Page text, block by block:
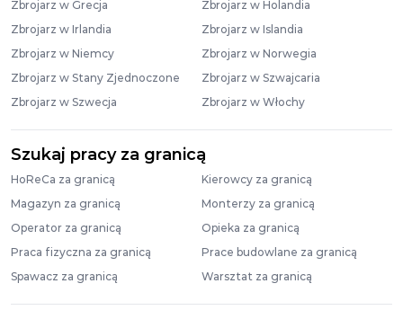
Zbrojarz w Grecja
Zbrojarz w Holandia
Zbrojarz w Irlandia
Zbrojarz w Islandia
Zbrojarz w Niemcy
Zbrojarz w Norwegia
Zbrojarz w Stany Zjednoczone
Zbrojarz w Szwajcaria
Zbrojarz w Szwecja
Zbrojarz w Włochy
Szukaj pracy za granicą
HoReCa za granicą
Kierowcy za granicą
Magazyn za granicą
Monterzy za granicą
Operator za granicą
Opieka za granicą
Praca fizyczna za granicą
Prace budowlane za granicą
Spawacz za granicą
Warsztat za granicą